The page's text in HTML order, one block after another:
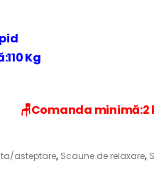
Kg
🪑Comanda minimă:2
asteptare, Scaune de relaxare,